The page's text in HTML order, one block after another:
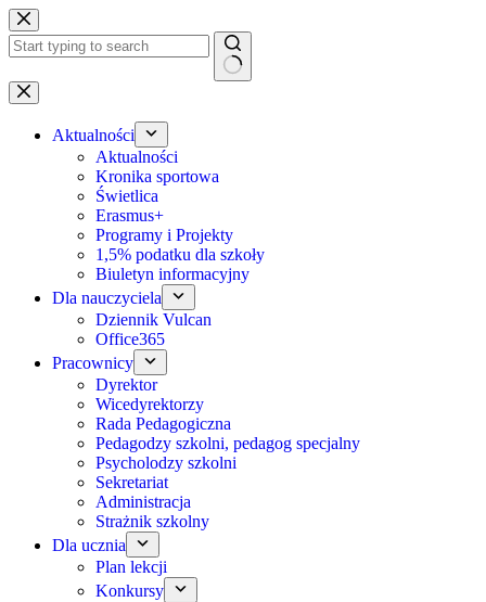
Przejdź
do
treści
Brak
wyników
Aktualności
Aktualności
Kronika sportowa
Świetlica
Erasmus+
Programy i Projekty
1,5% podatku dla szkoły
Biuletyn informacyjny
Dla nauczyciela
Dziennik Vulcan
Office365
Pracownicy
Dyrektor
Wicedyrektorzy
Rada Pedagogiczna
Pedagodzy szkolni, pedagog specjalny
Psycholodzy szkolni
Sekretariat
Administracja
Strażnik szkolny
Dla ucznia
Plan lekcji
Konkursy